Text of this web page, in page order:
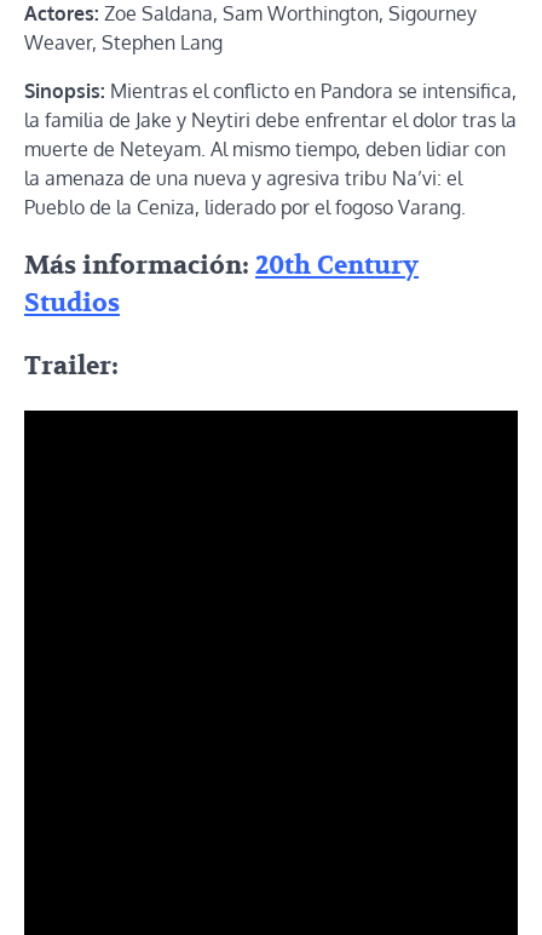
Actores: Zoe Saldana, Sam Worthington, Sigourney
Weaver, Stephen Lang
Sinopsis: Mientras el conflicto en Pandora se intensifica,
la familia de Jake y Neytiri debe enfrentar el dolor tras la
muerte de Neteyam. Al mismo tiempo, deben lidiar con
la amenaza de una nueva y agresiva tribu Na’vi: el
Pueblo de la Ceniza, liderado por el fogoso Varang.
Más información: 20th Century
Studios
Trailer: